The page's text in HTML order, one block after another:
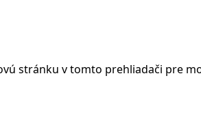
stránku v tomto prehliadači pre